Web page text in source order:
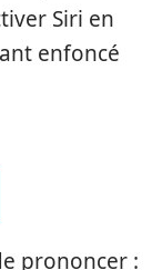
Siri en
enfoncé
prononcer :